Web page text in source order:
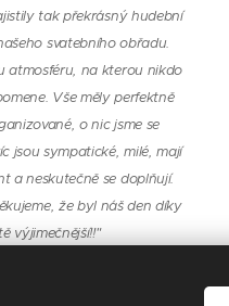
tak překrásný hudební
svatebního obřadu.
atmosféru, na kterou nikdo
Vše měly perfektně
o nic jsme se
jsou sympatické, milé, mají
a neskutečně se doplňují.
že byl náš den díky
výjimečnější!!"